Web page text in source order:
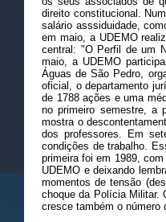
direito constitucional.
salário asssiduidade,
em maio, a UDEMO
central: "O Perfil de um
maio, a UDEMO
Águas de São Pedro,
oficial, o departamento
de 1788 ações e uma
no primeiro semestre, a
mostra o
dos professores. Em
condições de trabalho.
primeira foi em 1989,
UDEMO e deixando
momentos de tensão
choque da Polícia Militar.
cresce também o número